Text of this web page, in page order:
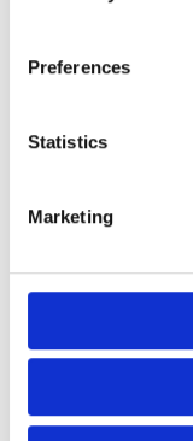
Preferences
Statistics
Marketing